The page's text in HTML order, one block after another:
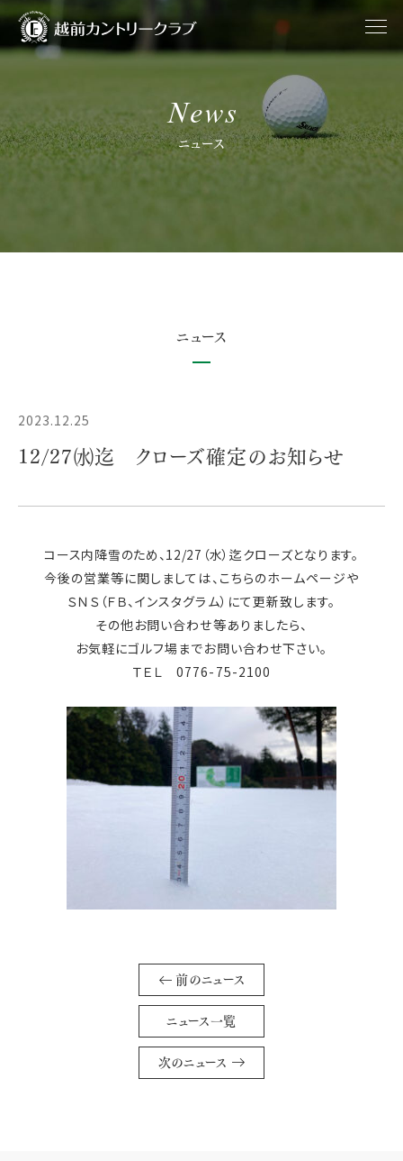
News
ニュース
ニュース
2023.12.25
12/27㈬迄 クローズ確定のお知らせ
コース内降雪のため、12/27（水）迄クローズとなります。
今後の営業等に関しましては、こちらのホームページや
ＳＮＳ（ＦＢ、インスタグラム）にて更新致します。
その他お問い合わせ等ありましたら、
お気軽にゴルフ場までお問い合わせ下さい。
ＴＥＬ 0776-75-2100
前のニュース
ニュース一覧
次のニュース